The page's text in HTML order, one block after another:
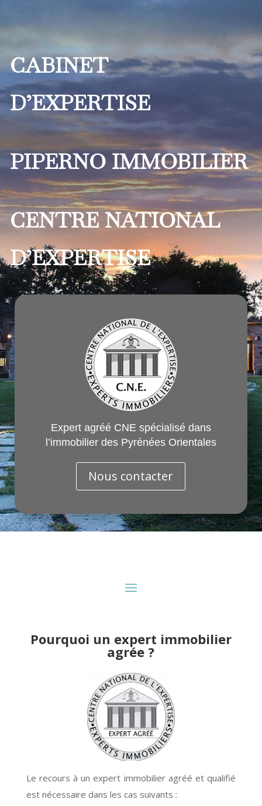
CABINET
D’EXPERTISE
PIPERNO IMMOBILIER
CENTRE NATIONAL
D’EXPERTISE
Expert agréé CNE spécialisé dans
l’immobilier des Pyrénées Orientales
Nous contacter
Pourquoi un expert immobilier
agrée ?
Le recours à un expert immobilier agréé et qualifié
est nécessaire dans les cas suivants :